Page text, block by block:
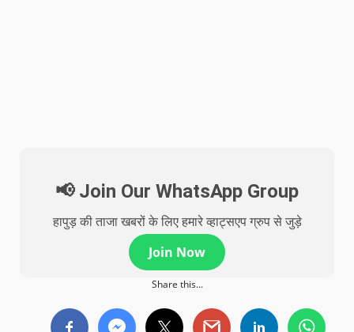
📢 Join Our WhatsApp Group
हापुड़ की ताजा खबरों के लिए हमारे व्हाट्सएप ग्रुप से जुड़े
Join Now
Share this...